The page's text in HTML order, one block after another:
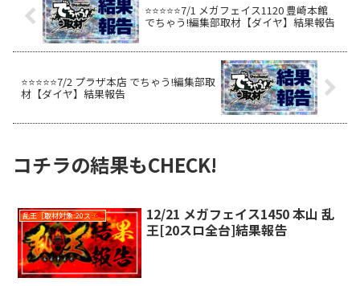
⭐️⭐️⭐️⭐️⭐️7/1 メガフェイス1120 豊崎本館
でちゃう!編集部取材【ダイヤ】結果報告
⭐️⭐️⭐️⭐️⭐️7/2 プラザ本店 でちゃう!編集部取
材【ダイヤ】結果報告
コチラの結果もCHECK!
乱王［取材対象:20スロ全台］
12/21 メガフェイス1450 本山 乱
王[20スロ全台]結果報告